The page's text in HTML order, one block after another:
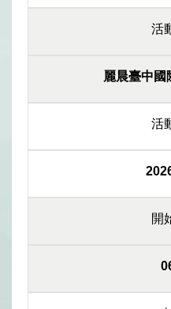
活
麗晨臺中國
活
開